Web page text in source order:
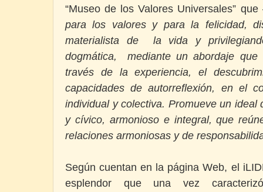
“Museo de los Valores Universales”
para los valores y para la felicidad,
materialista de la vida y
dogmática, mediante un abordaje
través de la experiencia, el
capacidades de autorreflexión, en el
individual y colectiva. Promueve un ideal
y cívico, armonioso e integral, que
relaciones armoniosas y de
Según cuentan en la página Web, el
esplendor que una vez